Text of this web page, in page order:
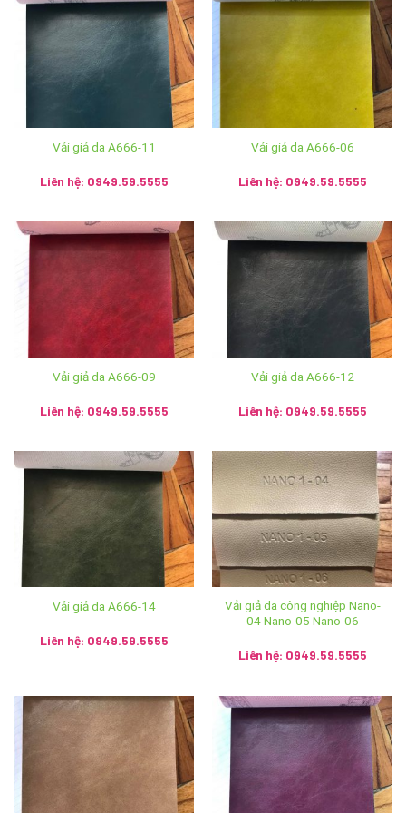
1. Thăm trực tiếp show room và cửa hàng:
Hệ thống Ánh vải giả da
Phone: 024 3928 6052 / 024 3928 5599
Mobile: 036 426 8888 / 0949 59 5555 / 085 753 5555
Email :sales.anhvaigiada@gmail.com
Website:https://anhvaigiada.vn/ https://anhvaigiada.com.
/anhvaigiada.com/anhvaigiada.net/anhsimili.com/ an
anhsimili.com.vn/ sofaanh.vn
CÔNG TY TNHH SX TM DV NGỌC HÂN
MST: 0107440229
quận Long Biên, thành phố Hà Nội
Showroom: Số 2 Trần Phú, phường Hàng Bông, quận Hoàn
Kiếm, thành phố Hà Nội
Hệ thống Ánh vải giả da trên toàn quốc:
Cơ sở 1: Số 2 Trần Phú, Hoàn Kiếm, Hà Nội – SĐT:
024.3928.5599
Cơ sở 2: 120 Hùng Vương, T.P Huế – SĐT:
0234.3938.968
SĐT: 0238.3836.579
Cơ sở 4: 102 Lý Thái Tổ, Đà Nẵng – SĐT: 085.754.5555
Cơ sở 5: Số nhà 19 Cầu Niệm 1 – P.Nghĩa Xá – Q.Lê Chân
– Hải Phòng – SĐT: 0911.121.322
Vải giả da A666-11
Liên hệ: 0949.59.5555
Vải giả da A666-06
Liên hệ: 0949.59.5555
Vải giả da A666-09
Liên hệ: 0949.59.5555
Vải giả da A666-12
Liên hệ: 0949.59.5555
Vải giả da A666-14
Liên hệ: 0949.59.5555
Vải giả da công nghiệp Nano-
04 Nano-05 Nano-06
Liên hệ: 0949.59.5555